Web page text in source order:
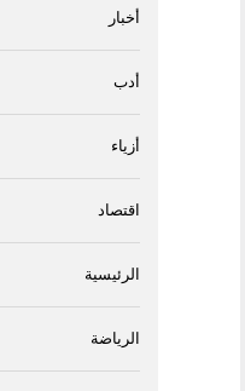
أخبار
أدب
أزياء
اقتصاد
الرئيسية
الرياضة